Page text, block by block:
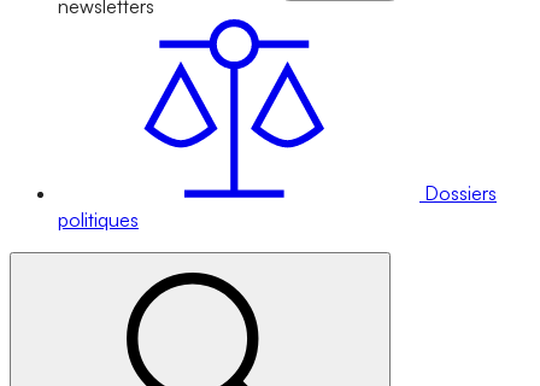
newsletters
Dossiers
politiques